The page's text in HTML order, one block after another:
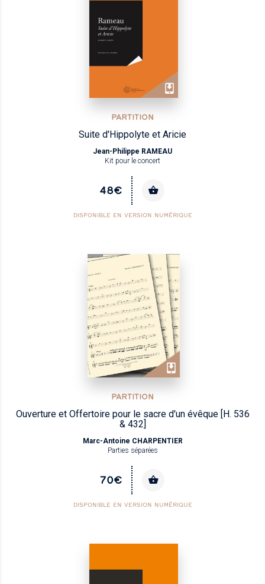
PARTITION
Suite d'Hippolyte et Aricie
Jean-Philippe RAMEAU
Kit pour le concert
48€
DISPONIBLE EN VERSION NUMÉRIQUE
PARTITION
Ouverture et Offertoire pour le sacre d'un évêque [H. 536
& 432]
Marc-Antoine CHARPENTIER
Parties séparées
70€
DISPONIBLE EN VERSION NUMÉRIQUE